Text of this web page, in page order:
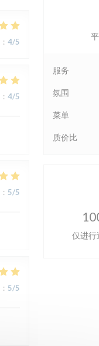
: 4/5
: 4/5
: 5/5
: 5/5
服务
氛围
菜单
质价比
仅进行